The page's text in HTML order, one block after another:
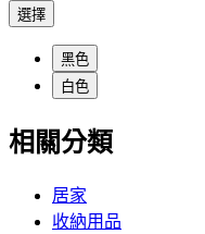
選擇
黑色
白色
相關分類
居家
收納用品